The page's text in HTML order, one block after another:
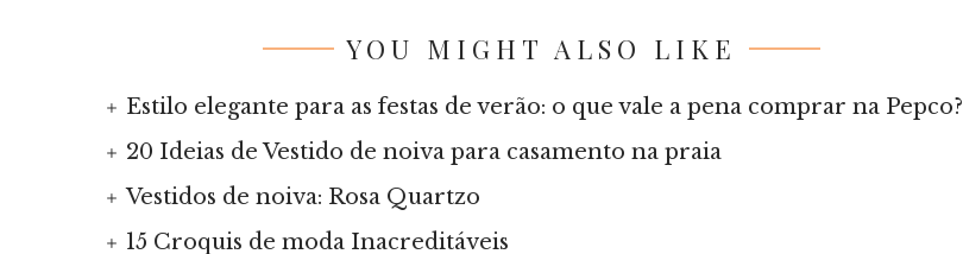
YOU MIGHT ALSO LIKE
Estilo elegante para as festas de verão: o que vale a pena comprar na Pepco?
20 Ideias de Vestido de noiva para casamento na praia
Vestidos de noiva: Rosa Quartzo
15 Croquis de moda Inacreditáveis